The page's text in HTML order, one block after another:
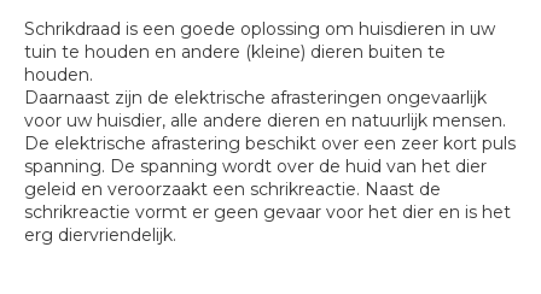
Schrikdraad is een goede oplossing om huisdieren in uw
tuin te houden en andere (kleine) dieren buiten te
houden.
Daarnaast zijn de elektrische afrasteringen ongevaarlijk
voor uw huisdier, alle andere dieren en natuurlijk mensen.
De elektrische afrastering beschikt over een zeer kort puls
spanning. De spanning wordt over de huid van het dier
geleid en veroorzaakt een schrikreactie. Naast de
schrikreactie vormt er geen gevaar voor het dier en is het
erg diervriendelijk.